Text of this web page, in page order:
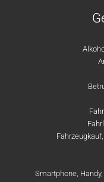
Smartphone,